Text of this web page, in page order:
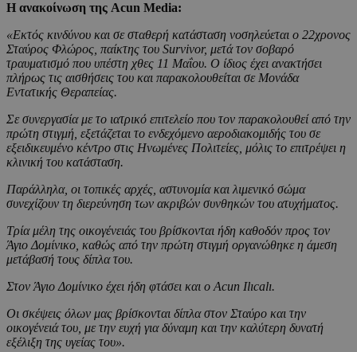
Η ανακοίνωση της Acun Media:
«Εκτός κινδύνου και σε σταθερή κατάσταση νοσηλεύεται ο 22χρονος
Σταύρος Φλώρος, παίκτης του Survivor, μετά τον σοβαρό
τραυματισμό που υπέστη χθες 11 Μαΐου. Ο ίδιος έχει ανακτήσει
πλήρως τις αισθήσεις του και παρακολουθείται σε Μονάδα
Εντατικής Θεραπείας.
Σε συνεργασία με το ιατρικό επιτελείο που τον παρακολουθεί από την
πρώτη στιγμή, εξετάζεται το ενδεχόμενο αεροδιακομιδής του σε
εξειδικευμένο κέντρο στις Ηνωμένες Πολιτείες, μόλις το επιτρέψει η
κλινική του κατάσταση.
Παράλληλα, οι τοπικές αρχές, αστυνομία και λιμενικό σώμα
συνεχίζουν τη διερεύνηση των ακριβών συνθηκών του ατυχήματος.
Τρία μέλη της οικογένειάς του βρίσκονται ήδη καθοδόν προς τον
Άγιο Δομίνικο, καθώς από την πρώτη στιγμή οργανώθηκε η άμεση
μετάβασή τους δίπλα του.
Στον Άγιο Δομίνικο έχει ήδη φτάσει και ο Acun Ilıcalı.
Οι σκέψεις όλων μας βρίσκονται δίπλα στον Σταύρο και την
οικογένειά του, με την ευχή για δύναμη και την καλύτερη δυνατή
εξέλιξη της υγείας του».